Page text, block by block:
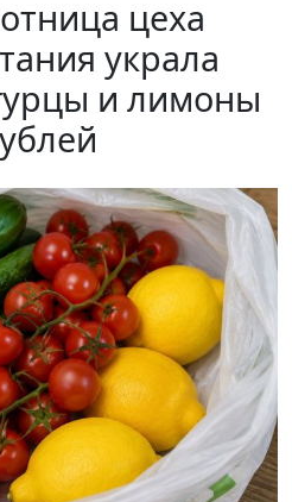
цеха
украла
и лимоны